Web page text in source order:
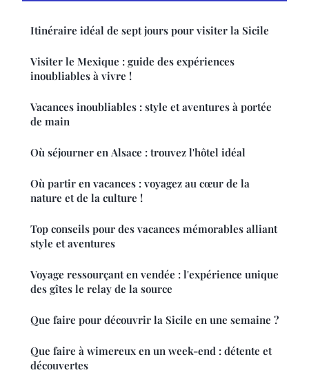
Itinéraire idéal de sept jours pour visiter la Sicile
Visiter le Mexique : guide des expériences
inoubliables à vivre !
Vacances inoubliables : style et aventures à portée
de main
Où séjourner en Alsace : trouvez l'hôtel idéal
Où partir en vacances : voyagez au cœur de la
nature et de la culture !
Top conseils pour des vacances mémorables alliant
style et aventures
Voyage ressourçant en vendée : l'expérience unique
des gîtes le relay de la source
Que faire pour découvrir la Sicile en une semaine ?
Que faire à wimereux en un week-end : détente et
découvertes